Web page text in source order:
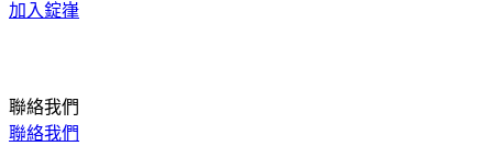
加入錠嵂
聯絡我們
聯絡我們